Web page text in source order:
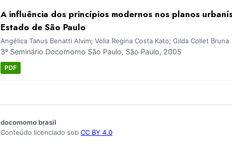
A influência dos princípios modernos nos planos
Estado de São Paulo
Angélica Tanus Benatti Alvim; Volia Regina Costa Kato; Gilda Collet Bruna
3º Seminário Docomomo São Paulo, São Paulo, 2005
PDF
docomomo brasil
Conteúdo licenciado sob CC BY 4.0